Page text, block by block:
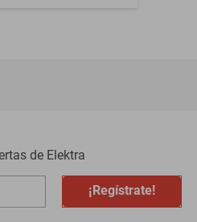
de Elektra
¡Regístrate!